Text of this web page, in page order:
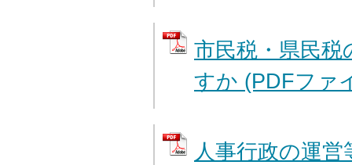
市民税・県民
すか (PDFファ
人事行政の運